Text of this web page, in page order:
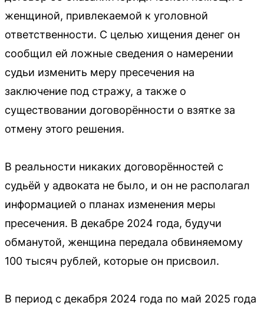
женщиной, привлекаемой к уголовной
ответственности. С целью хищения денег он
сообщил ей ложные сведения о намерении
судьи изменить меру пресечения на
заключение под стражу, а также о
существовании договорённости о взятке за
отмену этого решения.
В реальности никаких договорённостей с
судьёй у адвоката не было, и он не располагал
информацией о планах изменения меры
пресечения. В декабре 2024 года, будучи
обманутой, женщина передала обвиняемому
100 тысяч рублей, которые он присвоил.
В период с декабря 2024 года по май 2025 года